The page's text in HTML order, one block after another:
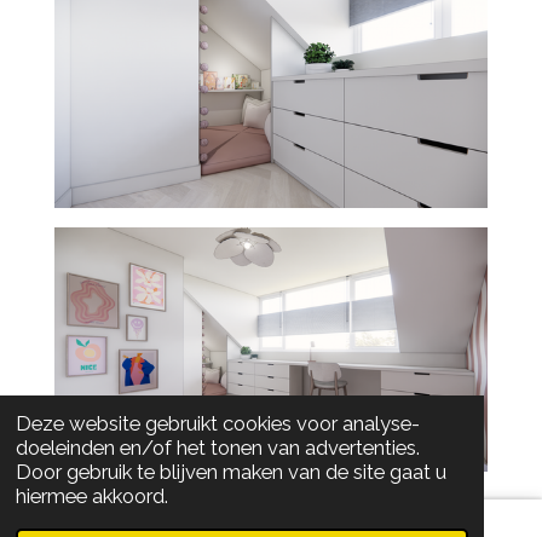
Deze website gebruikt cookies voor analyse-
doeleinden en/of het tonen van advertenties.
Door gebruik te blijven maken van de site gaat u
hiermee akkoord.